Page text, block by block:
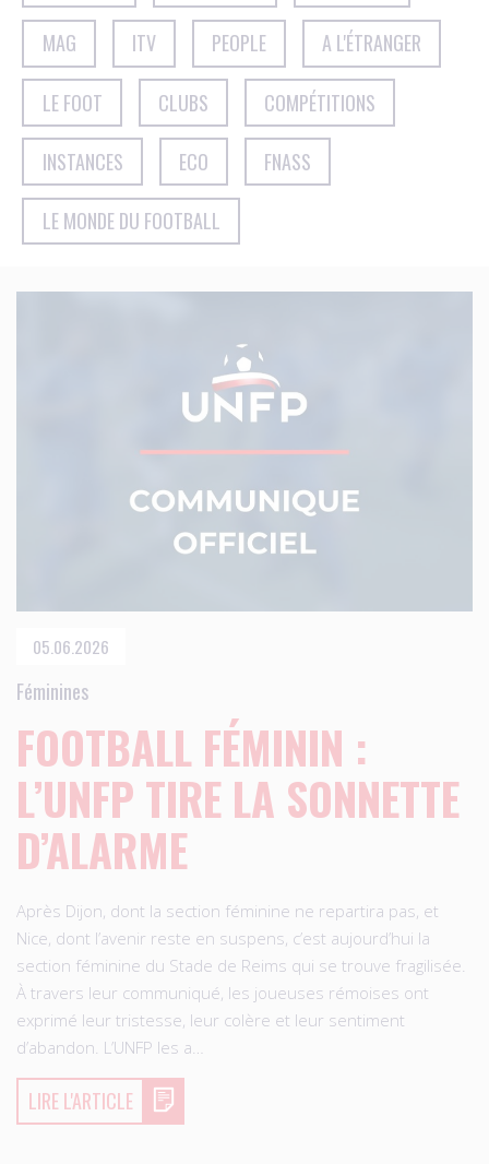
MAG ITV PEOPLE A L'ÉTRANGER
LE FOOT CLUBS COMPÉTITIONS
INSTANCES ECO FNASS
LE MONDE DU FOOTBALL
05.06.2026
Féminines
FOOTBALL FÉMININ :
L’UNFP TIRE LA SONNETTE
D’ALARME
Après Dijon, dont la section féminine ne repartira pas, et
Nice, dont l’avenir reste en suspens, c’est aujourd’hui la
section féminine du Stade de Reims qui se trouve fragilisée.
À travers leur communiqué, les joueuses rémoises ont
exprimé leur tristesse, leur colère et leur sentiment
d’abandon. L’UNFP les a…
LIRE L'ARTICLE